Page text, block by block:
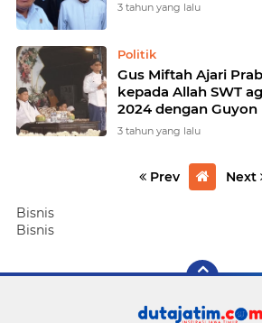
3 tahun yang lalu
Politik
Gus Miftah Ajari
kepada Allah SWT
2024 dengan Guyon
3 tahun yang lalu
Prev Next
Bisnis
Bisnis